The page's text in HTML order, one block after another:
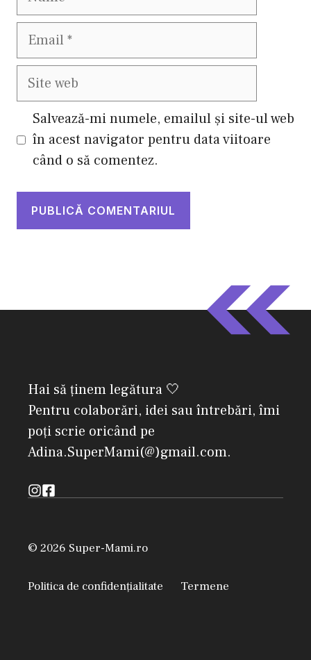
Email
Site
Salvează-mi numele, emailul și site-ul web
în acest navigator pentru data viitoare
când o să comentez.
Hai să ținem legătura 🤍
Pentru colaborări, idei sau întrebări, îmi
poți scrie oricând pe
Adina.SuperMami(@)gmail.com.
© 2026 Super-Mami.ro
Politica de confidențialitate Termene